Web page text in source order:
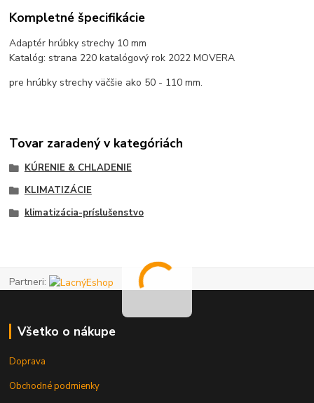
Kompletné špecifikácie
Adaptér hrúbky strechy 10 mm
Katalóg: strana 220 katalógový rok 2022 MOVERA
pre hrúbky strechy väčšie ako 50 - 110 mm.
Tovar zaradený v kategóriách
KÚRENIE & CHLADENIE
KLIMATIZÁCIE
klimatizácia-príslušenstvo
Partneri:
Všetko o nákupe
Doprava
Obchodné podmienky